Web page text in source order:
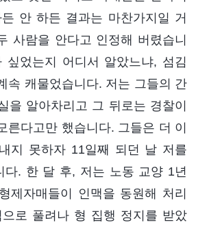
안 하든 결과는 마찬가지일 거
사람을 안다고 인정해 버렸습니
싶었는지 어디서 알았느냐, 섬김
속 캐물었습니다. 저는 그들의 간
을 알아차리고 그 뒤로는 경찰이
른다고만 했습니다. 그들은 더 이
지 못하자 11일째 되던 날 저를
다. 한 달 후, 저는 노동 교양 1년
제자매들이 인맥을 동원해 처리
로 풀려나 형 집행 정지를 받았